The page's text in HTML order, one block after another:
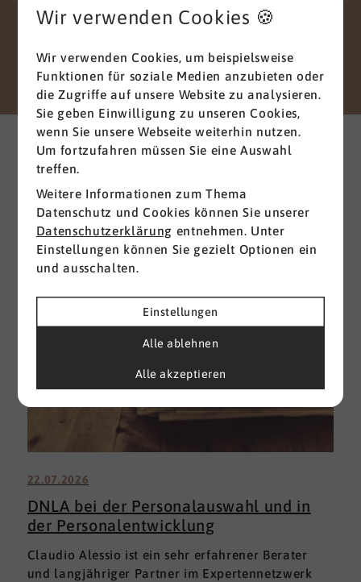
missbraucht werden.
Senden
Weitere interessante News
aus der Branche
Alle ansehen
22.07.2026
DNLA bei der Personalauswahl und in
der Personalentwicklung
Claudio Alessio ist ein sehr erfahrener Berater
und langjähriger Partner im Expertennetzwerk
Wir verwenden Cookies 🍪
Wir verwenden Cookies, um beispielsweise
Funktionen für soziale Medien anzubieten oder
die Zugriffe auf unsere Website zu analysieren.
Sie geben Einwilligung zu unseren Cookies,
wenn Sie unsere Webseite weiterhin nutzen.
Um fortzufahren müssen Sie eine Auswahl
treffen.
Weitere Informationen zum Thema
Datenschutz und Cookies können Sie unserer
Datenschutzerklärung entnehmen. Unter
Einstellungen können Sie gezielt Optionen ein
und ausschalten.
Einstellungen
Alle ablehnen
Alle akzeptieren